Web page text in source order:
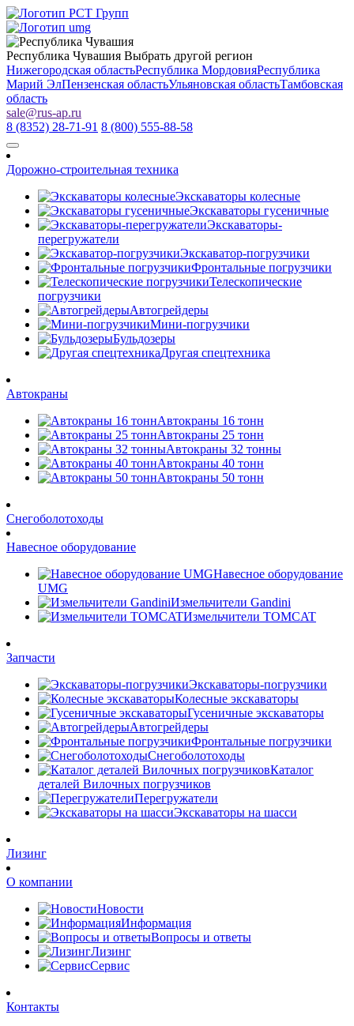
Республика Чувашия Выбрать другой регион
Нижегородская областьРеспублика МордовияРеспублика
Марий ЭлПензенская областьУльяновская областьТамбовская
область
sale@rus-ap.ru
8 (8352) 28-71-91 8 (800) 555-88-58
Дорожно-строительная техника
Экскаваторы колесные
Экскаваторы гусеничные
Экскаваторы-
перегружатели
Экскаватор-погрузчики
Фронтальные погрузчики
Телескопические
погрузчики
Автогрейдеры
Мини-погрузчики
Бульдозеры
Другая спецтехника
Автокраны
Автокраны 16 тонн
Автокраны 25 тонн
Автокраны 32 тонны
Автокраны 40 тонн
Автокраны 50 тонн
Снегоболотоходы
Навесное оборудование
Навесное оборудование
UMG
Измельчители Gandini
Измельчители TOMCAT
Запчасти
Экскаваторы-погрузчики
Колесные экскаваторы
Гусеничные экскаваторы
Автогрейдеры
Фронтальные погрузчики
Снегоболотоходы
Каталог
деталей Вилочных погрузчиков
Перегружатели
Экскаваторы на шасси
Лизинг
О компании
Новости
Информация
Вопросы и ответы
Лизинг
Сервис
Контакты